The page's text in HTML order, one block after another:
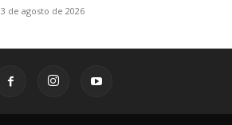
3 de agosto de 2026